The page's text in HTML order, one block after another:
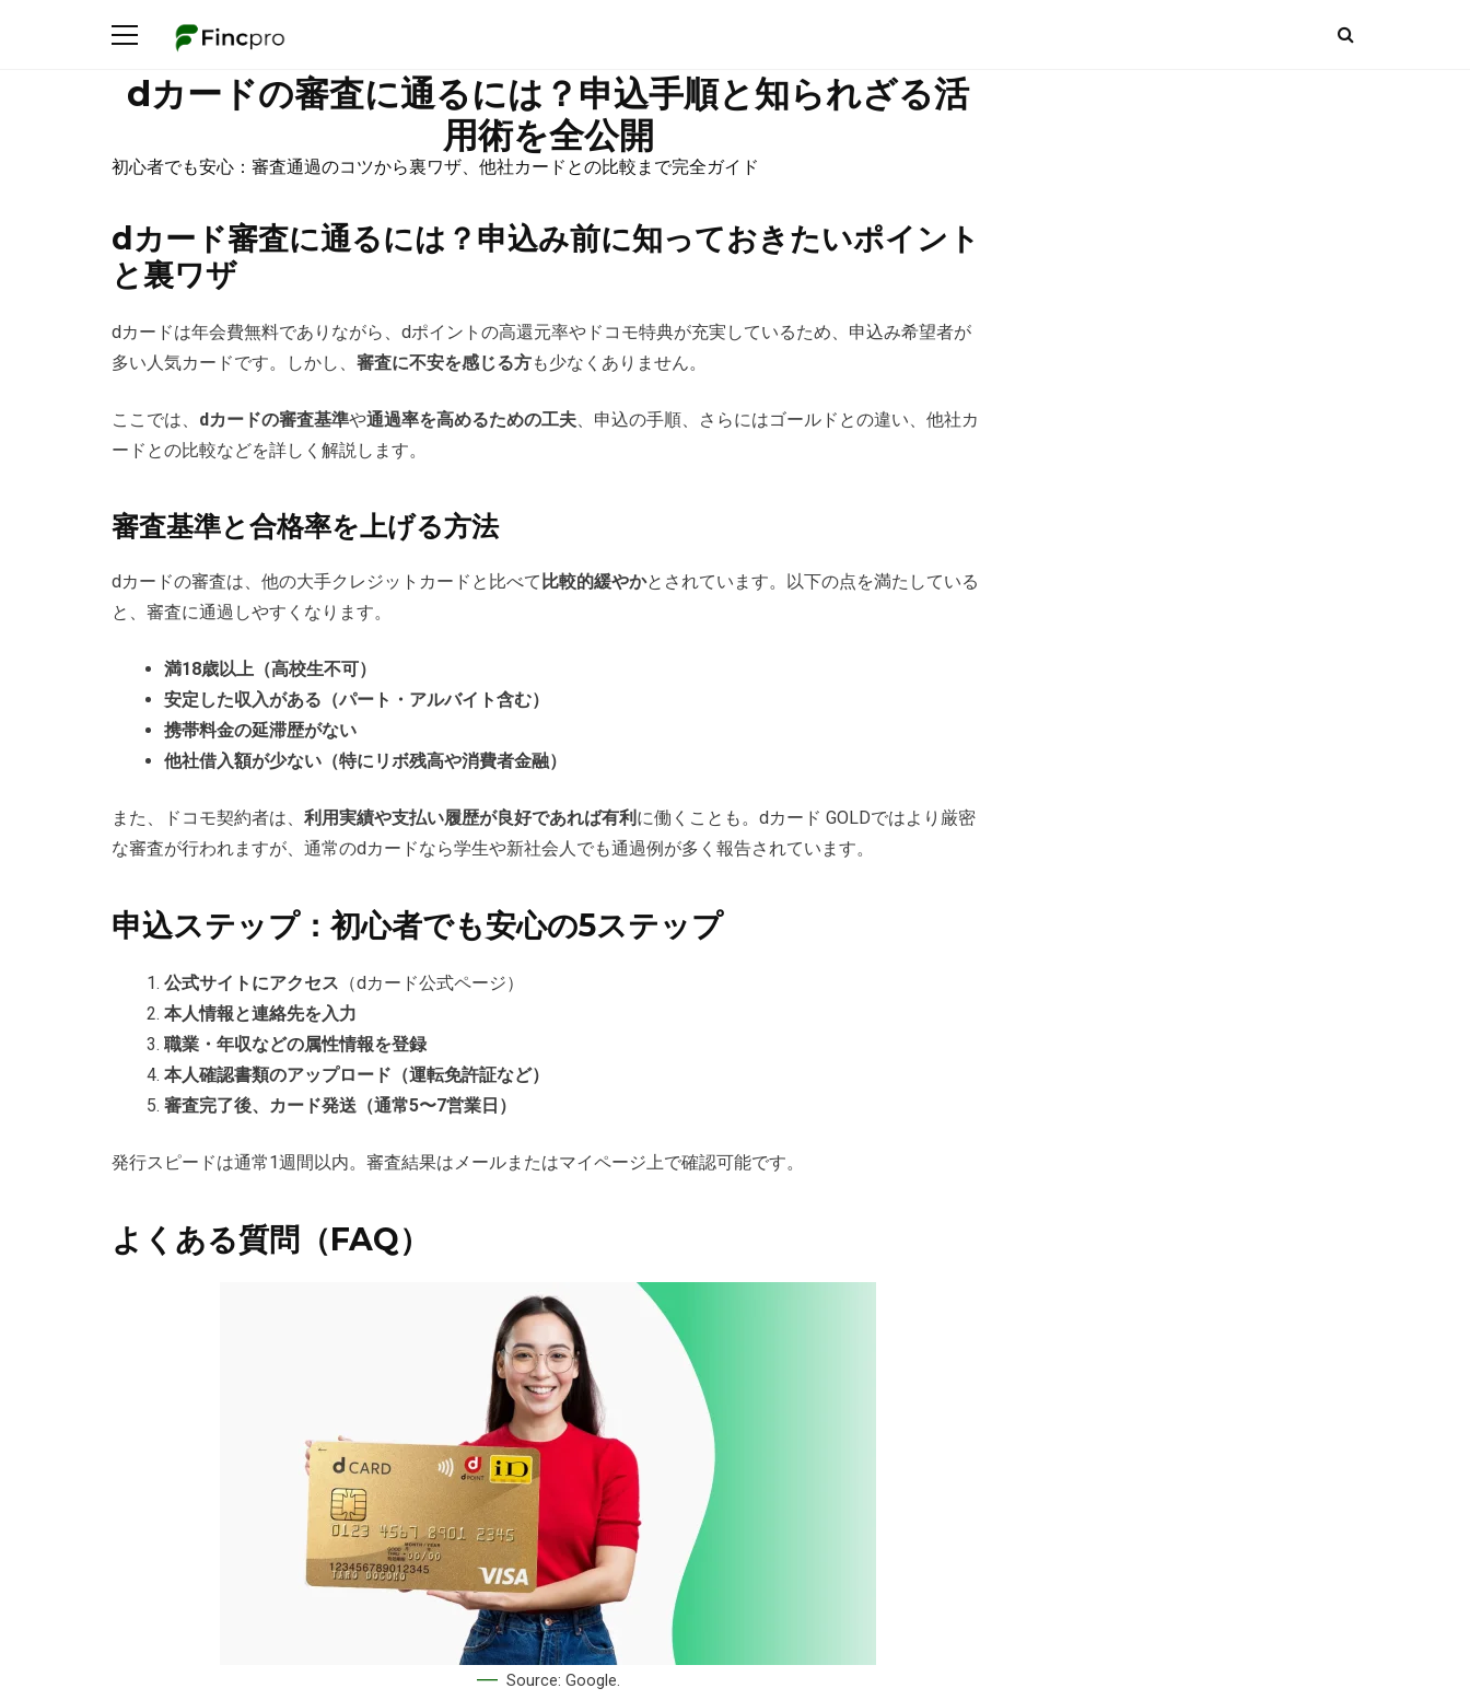
dカードの審査に通るには？申込手順と知られざる活
用術を全公開
初心者でも安心：審査通過のコツから裏ワザ、他社カードとの比較まで完全ガイド
dカード審査に通るには？申込み前に知っておきたいポイント
と裏ワザ
dカードは年会費無料でありながら、dポイントの高還元率やドコモ特典が充実しているため、申込み希望者が
多い人気カードです。しかし、 審査に不安を感じる方も少なくありません。
ここでは、 dカードの審査基準や通過率を高めるための工夫、申込の手順、さらにはゴールドとの違い、他社カ
ードとの比較などを詳しく解説します。
審査基準と合格率を上げる方法
dカードの審査は、他の大手クレジットカードと比べて 比較的緩やかとされています。以下の点を満たしている
と、審査に通過しやすくなります。
満18歳以上（高校生不可）
安定した収入がある（パート・アルバイト含む）
携帯料金の延滞歴がない
他社借入額が少ない（特にリボ残高や消費者金融）
また、ドコモ契約者は、 利用実績や支払い履歴が良好であれば有利 に働くことも。dカード GOLDではより厳密
な審査が行われますが、通常のdカードなら学生や新社会人でも通過例が多く報告されています。
申込ステップ：初心者でも安心の5ステップ
公式サイトにアクセス （dカード公式ページ）
本人情報と連絡先を入力
職業・年収などの属性情報を登録
本人確認書類のアップロード（運転免許証など）
審査完了後、カード発送（通常5〜7営業日）
発行スピードは通常1週間以内。審査結果はメールまたはマイページ上で確認可能です。
よくある質問（FAQ）
Source: Google.